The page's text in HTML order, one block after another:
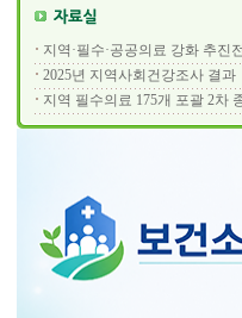
지역·필수·공공의료 강화 추진
2025년 지역사회건강조사 결과
지역 필수의료 175개 포괄 2차